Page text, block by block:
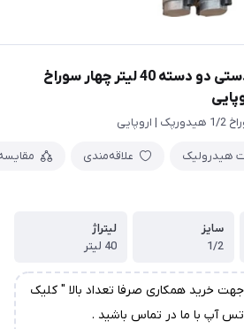
شیر کنترل هیدرولیک دستی دو دسته 40 لیتر چهار سوراخ
هیدرولیک علاقه‌مندی
سایز
1/2
لیتراژ
40 لیتر
خرید همکاری صرفا تعداد بالا " کلیک
آپ با ما در تماس باشید .